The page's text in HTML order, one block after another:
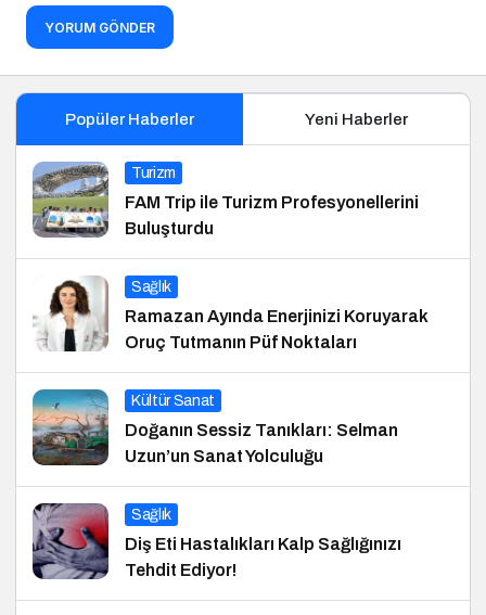
YORUM GÖNDER
Popüler Haberler Yeni Haberler
Turizm
FAM Trip ile Turizm Profesyonellerini
Buluşturdu
Sağlık
Ramazan Ayında Enerjinizi Koruyarak
Oruç Tutmanın Püf Noktaları
Kültür Sanat
Doğanın Sessiz Tanıkları: Selman
Uzun’un Sanat Yolculuğu
Sağlık
Diş Eti Hastalıkları Kalp Sağlığınızı
Tehdit Ediyor!